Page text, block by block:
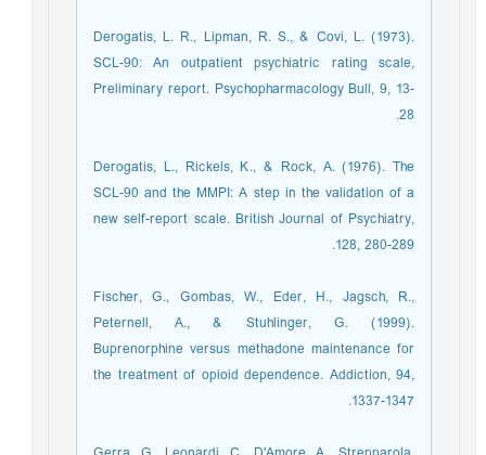
Derogatis, L. R., Lipman, R. S., & Covi, L. (1973).
SCL-90: An outpatient psychiatric rating scale,
Preliminary report. Psychopharmacology Bull, 9, 13-
28.
Derogatis, L., Rickels, K., & Rock, A. (1976). The
SCL-90 and the MMPI: A step in the validation of a
new self-report scale. British Journal of Psychiatry,
128, 280-289.
Fischer, G., Gombas, W., Eder, H., Jagsch, R.,
Peternell, A., & Stuhlinger, G. (1999).
Buprenorphine versus methadone maintenance for
the treatment of opioid dependence. Addiction, 94,
1337-1347.